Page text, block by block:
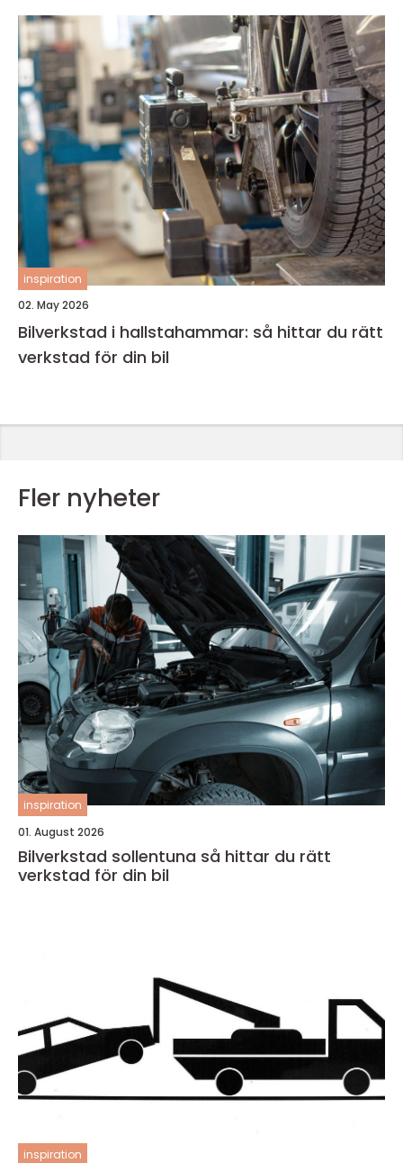
inspiration
02. May 2026
Bilverkstad i hallstahammar: så hittar du rätt
verkstad för din bil
Fler nyheter
inspiration
01. August 2026
Bilverkstad sollentuna så hittar du rätt
verkstad för din bil
inspiration